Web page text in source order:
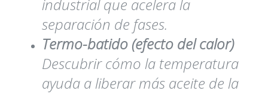
industrial que acelera la
separación de fases.
Termo-batido (efecto del calor)
Descubrir cómo la temperatura
ayuda a liberar más aceite de la